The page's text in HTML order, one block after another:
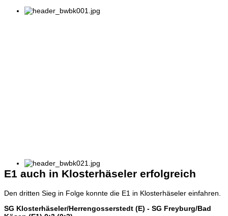
E1 auch in Klosterhäseler erfolgreich
Den dritten Sieg in Folge konnte die E1 in Klosterhäseler einfahren.
SG Klosterhäseler/Herrengosserstedt (E) - SG Freyburg/Bad